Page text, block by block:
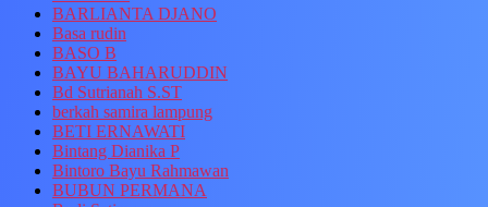
BARLIANTA DJANO
Basa rudin
BASO B
BAYU BAHARUDDIN
Bd Sutrianah S.ST
berkah samira lampung
BETI ERNAWATI
Bintang Dianika P
Bintoro Bayu Rahmawan
BUBUN PERMANA